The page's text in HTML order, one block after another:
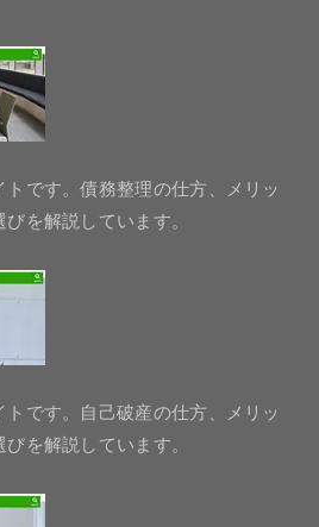
です。債務整理の仕方、メリッ
びを解説しています。
トです。自己破産の仕方、メリッ
びを解説しています。